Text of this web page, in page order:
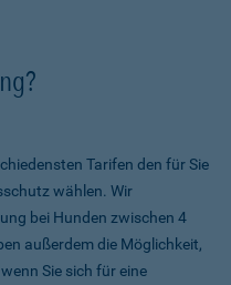
Tarifen den für Sie
wählen. Wir
bei Hunden zwischen 4
außerdem die Möglichkeit,
Sie sich für eine